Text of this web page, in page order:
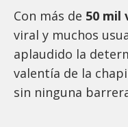
Con más de 50 mil
viral y muchos
aplaudido la
valentía de la
sin ninguna